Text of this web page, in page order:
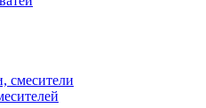
смесители